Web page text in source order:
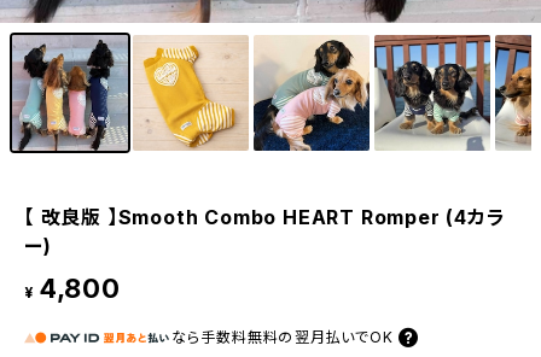
【 改良版 】Smooth Combo HEART Romper (4カラ
ー)
¥ 4,800
なら 手数料無料の 翌月払いでOK